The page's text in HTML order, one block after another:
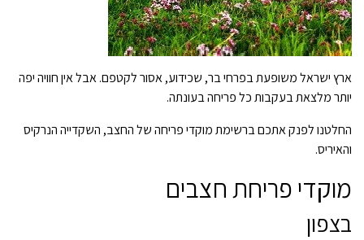
ארץ ישראל משופעת בפרחי בר, שכידוע, אסור לקטפם. אבל אין חוויה יפה
יותר מלצאת בעקבות כל פריחה בעונתה.
החלטנו לפנק אתכם ברשימת מוקדי פריחה של החצב, השקדייה הנרקיס
והאיריס.
מוקדי פריחת חצבים
בצפון